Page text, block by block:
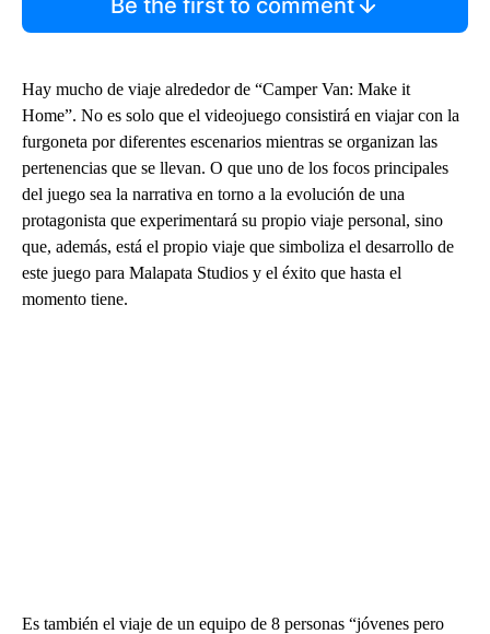
Hay mucho de viaje alrededor de “Camper Van: Make it
Home”. No es solo que el videojuego consistirá en viajar con la
furgoneta por diferentes escenarios mientras se organizan las
pertenencias que se llevan. O que uno de los focos principales
del juego sea la narrativa en torno a la evolución de una
protagonista que experimentará su propio viaje personal, sino
que, además, está el propio viaje que simboliza el desarrollo de
este juego para Malapata Studios y el éxito que hasta el
momento tiene.
Es también el viaje de un equipo de 8 personas “jóvenes pero